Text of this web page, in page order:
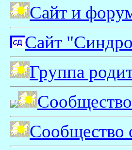
Сайт и
Сайт
Группа
Сообщество